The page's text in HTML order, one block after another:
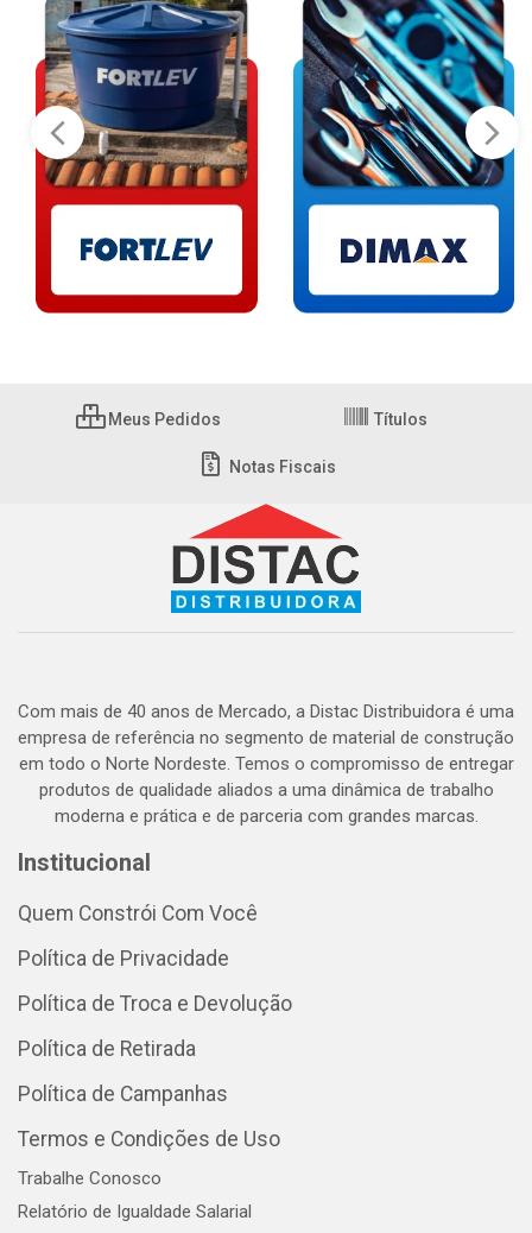
Meus Pedidos Títulos
Notas Fiscais
Com mais de 40 anos de Mercado, a Distac Distribuidora é uma
empresa de referência no segmento de material de construção
em todo o Norte Nordeste. Temos o compromisso de entregar
produtos de qualidade aliados a uma dinâmica de trabalho
moderna e prática e de parceria com grandes marcas.
Institucional
Quem Constrói Com Você
Política de Privacidade
Política de Troca e Devolução
Política de Retirada
Política de Campanhas
Termos e Condições de Uso
Trabalhe Conosco
Relatório de Igualdade Salarial